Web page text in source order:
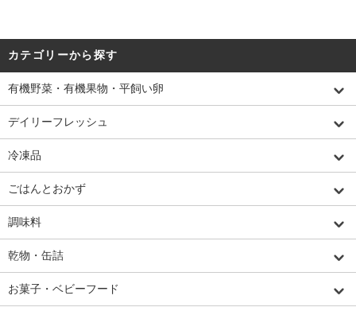
カテゴリーから探す
有機野菜・有機果物・平飼い卵
デイリーフレッシュ
冷凍品
ごはんとおかず
調味料
乾物・缶詰
お菓子・ベビーフード